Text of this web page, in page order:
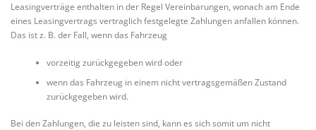
Leasingverträge enthalten in der Regel Vereinbarungen, wonach am Ende
eines Leasingvertrags vertraglich festgelegte Zahlungen anfallen können.
Das ist z. B. der Fall, wenn das Fahrzeug
vorzeitig zurückgegeben wird oder
wenn das Fahrzeug in einem nicht vertragsgemäßen Zustand
zurückgegeben wird.
Bei den Zahlungen, die zu leisten sind, kann es sich somit um nicht